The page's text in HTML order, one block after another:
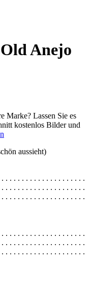
Anejo
Marke? Lassen Sie es
kostenlos Bilder und
aussieht)
. . . . . . . . . . . . . . . . . . . .
. . . . . . . . . . . . . . . . . . . .
. . . . . . . . . . . . . . . . . . . .
. . . . . . . . . . . . . . . . . . . .
. . . . . . . . . . . . . . . . . . . .
. . . . . . . . . . . . . . . . . . . .